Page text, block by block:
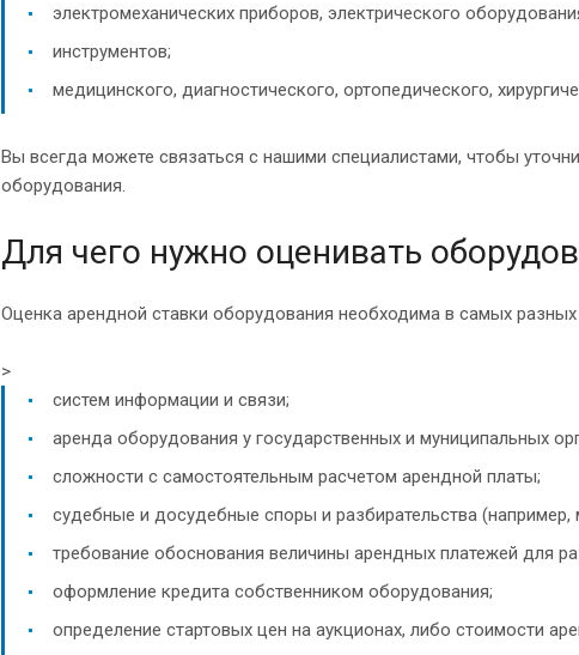
электромеханических приборов, электрического
инструментов;
медицинского, диагностического, ортопедического,
Вы всегда можете связаться с нашими специалистами, чтобы
оборудования.
Для чего нужно оценивать
Оценка арендной ставки оборудования необходима в самых разных
>
систем информации и связи;
аренда оборудования у государственных и муниципальных
сложности с самостоятельным расчетом арендной платы;
судебные и досудебные споры и разбирательства
требование обоснования величины арендных платежей для
оформление кредита собственником оборудования;
определение стартовых цен на аукционах, либо стоимости